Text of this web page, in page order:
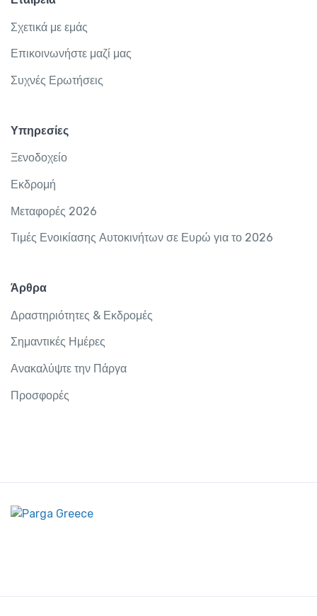
Σχετικά με εμάς
Επικοινωνήστε μαζί μας
Συχνές Ερωτήσεις
Υπηρεσίες
Ξενοδοχείο
Εκδρομή
Μεταφορές 2026
Τιμές Ενοικίασης Αυτοκινήτων σε Ευρώ για το 2026
Άρθρα
Δραστηριότητες & Εκδρομές
Σημαντικές Ημέρες
Ανακαλύψτε την Πάργα
Προσφορές